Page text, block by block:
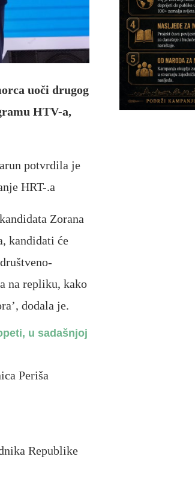
uoči drugog
HTV-a,
potvrdila je
HRT-.a
Zorana
kandidati će
na repliku, kako
dodala je.
u sadašnjoj
Periša
Republike